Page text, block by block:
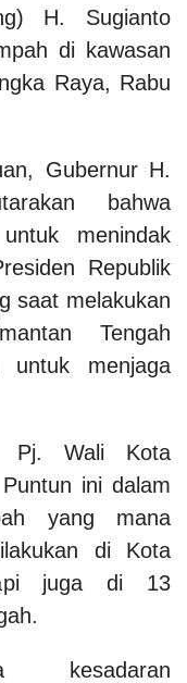
H. Sugianto
di kawasan
Raya, Rabu
Gubernur H.
bahwa
menindak
Republik
saat melakukan
Tengah
menjaga
Pj. Wali Kota
ini dalam
yang mana
di Kota
juga di 13
kesadaran